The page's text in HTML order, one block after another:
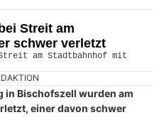
Streit am
schwer verletzt
in Bischofszell wurden am
einer davon schwer